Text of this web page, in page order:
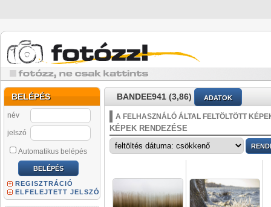
BELÉPÉS
név
jelszó
Automatikus belépés
REGISZTRÁCIÓ
ELFELEJTETT JELSZÓ
BANDEE941 (3,86) ADATOK
A FELHASZNÁLÓ ÁLTAL FELTÖLTÖTT
KÉPEK RENDEZÉSE